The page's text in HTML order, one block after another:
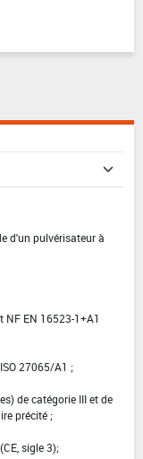
d'un pulvérisateur à
NF EN 16523-1+A1
27065/A1 ;
de catégorie III et de
précité ;
sigle 3);